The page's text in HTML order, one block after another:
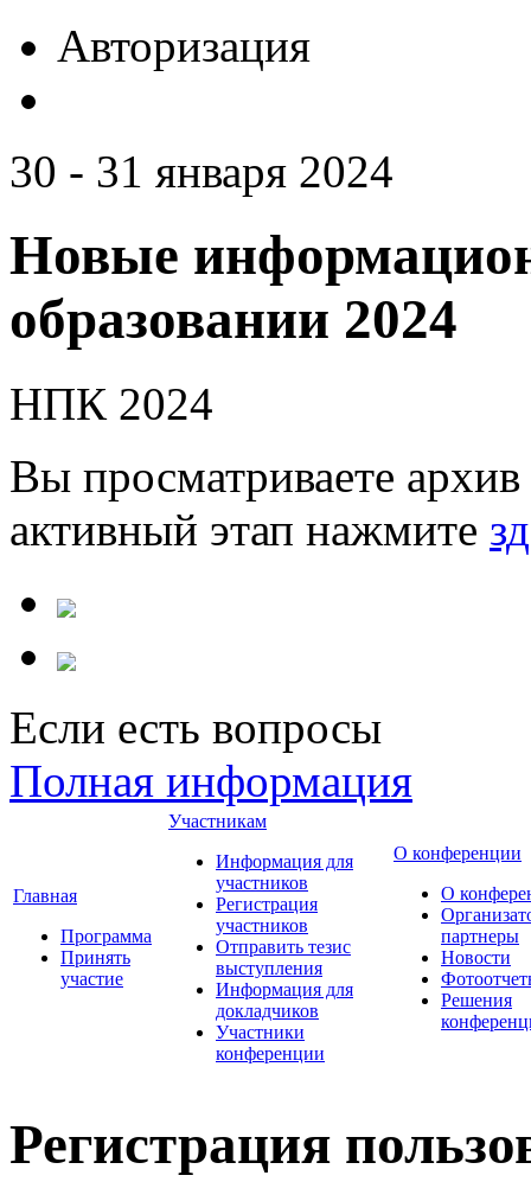
Авторизация
30 - 31 января 2024
Новые
образовании 2024
НПК 2024
Вы просматриваете
активный этап нажмите
Если есть вопросы
Полная информация
Главная
Программа
Принять
участие
Участникам
Информация для
участников
Регистрация
участников
Отправить тезис
выступления
Информация для
докладчиков
Участники
конференции
О конференции
О
партнеры
Новости
Решения
Регистрация